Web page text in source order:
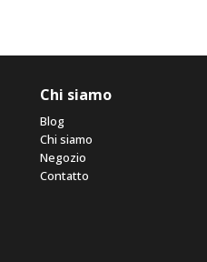
Chi siamo
Blog
Chi siamo
Negozio
Contatto